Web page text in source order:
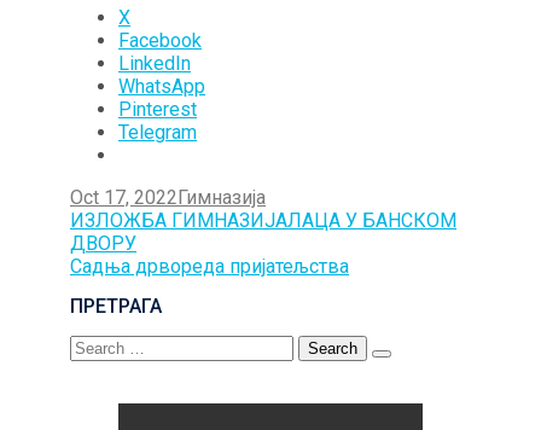
X
Facebook
LinkedIn
WhatsApp
Pinterest
Telegram
Oct 17, 2022Гимназија
Post
navigation
ИЗЛОЖБА ГИМНАЗИЈАЛАЦА У БАНСКОМ
ДВОРУ
Садња дрвореда пријатељства
ПРЕТРАГА
Search